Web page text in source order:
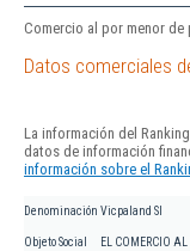
Comercio al por menor
Datos comerciales
La información del
datos de información
información sobre el
Denominación Vicpaland Sl
Objeto Social
EL COMERCIO AL